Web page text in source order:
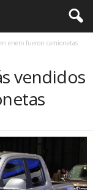
enero fueron camionetas
vendidos